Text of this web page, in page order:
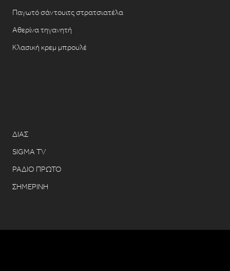
Παγωτό σάντουιτς στρατσιατέλα
Αθερίνα τηγανητή
Κλασική κρεμ μπρουλέ
ΔΙΑΣ
SIGMA TV
ΡΑΔΙΟ ΠΡΩΤΟ
ΣΗΜΕΡΙΝΗ